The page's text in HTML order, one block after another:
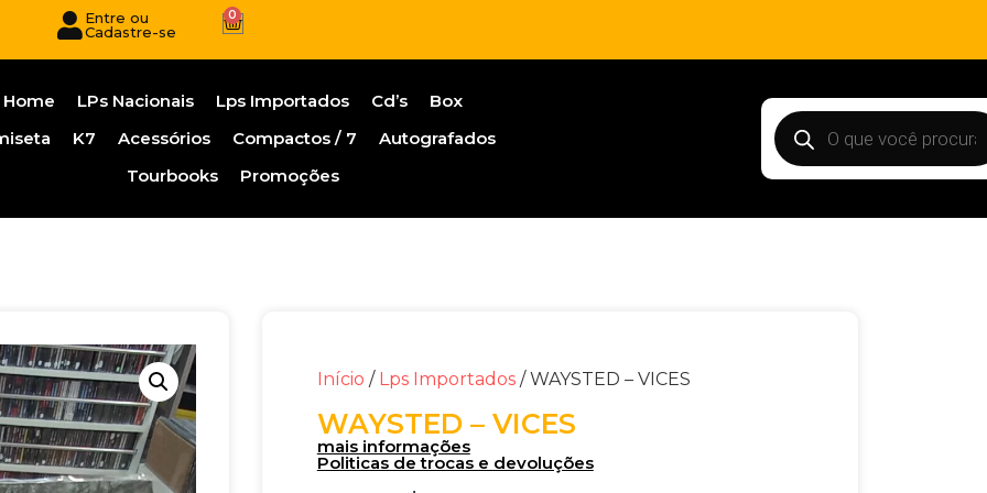
Entre ou
Cadastre-se
0
Home LPs Nacionais Lps Importados Cd’s
Box
K7 Acessórios Compactos / 7
Autografados
Tourbooks
Promoções
Início / Lps Importados/ WAYSTED – VICES
WAYSTED – VICES
mais informações
Politicas de trocas e devoluções